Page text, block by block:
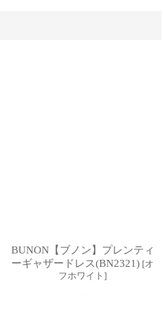
BUNON【ブノン】プレンティ
ーギャザードレス(BN2321) [オ
フホワイト ]